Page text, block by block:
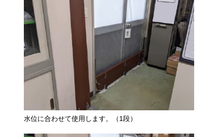
水位に合わせて使用します。（1段）